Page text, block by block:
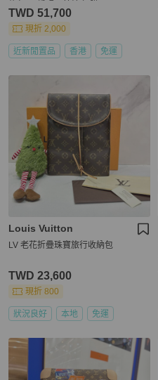
TWD 51,700
現折 2,000
近新閒置品 香港 免運
Louis Vuitton
LV 老花折疊珠寶旅行收納包
TWD 23,600
現折 800
狀況良好 本地 免運